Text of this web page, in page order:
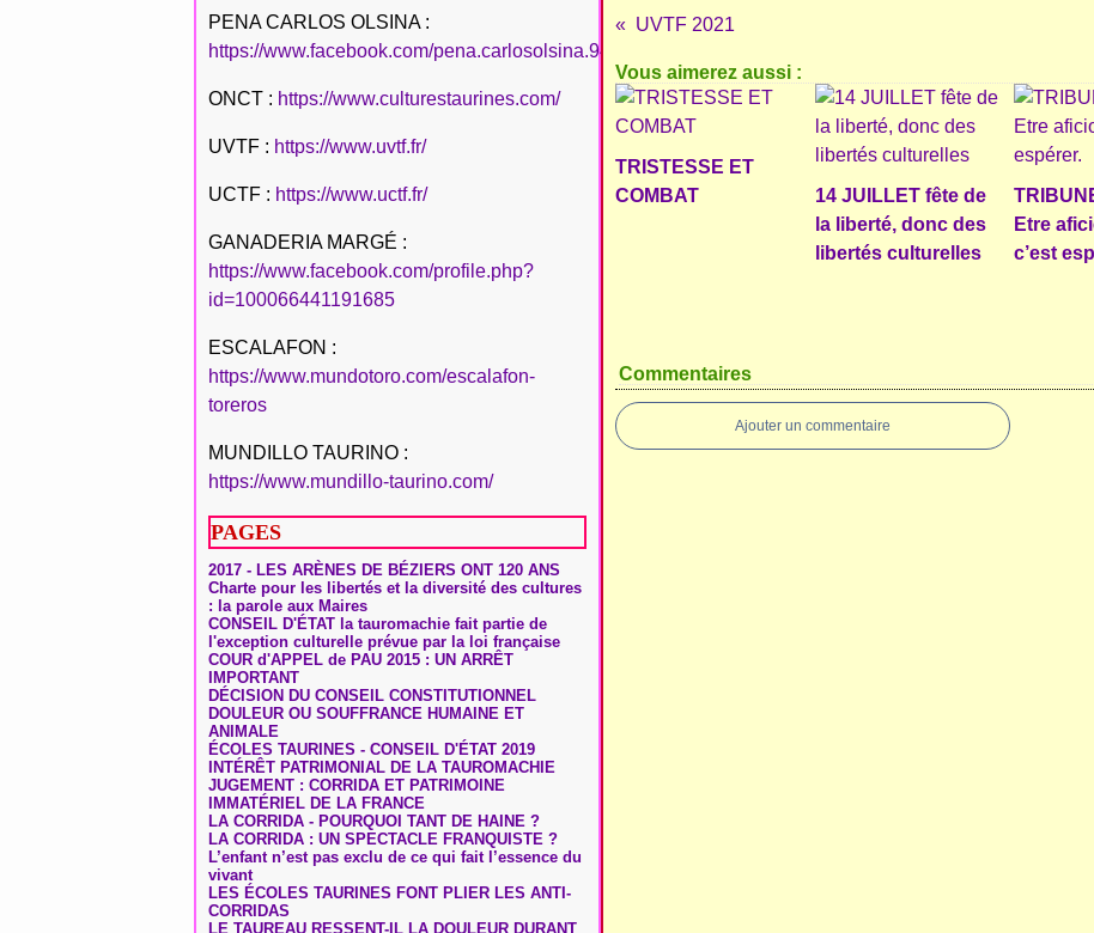
PENA CARLOS OLSINA :
https://www.facebook.com/pena.carlosolsina.94
ONCT : https://www.culturestaurines.com/
UVTF : https://www.uvtf.fr/
UCTF : https://www.uctf.fr/
GANADERIA MARGÉ :
https://www.facebook.com/profile.php?
id=100066441191685
ESCALAFON :
https://www.mundotoro.com/escalafon-
toreros
MUNDILLO TAURINO :
https://www.mundillo-taurino.com/
PAGES
2017 - LES ARÈNES DE BÉZIERS ONT 120 ANS
Charte pour les libertés et la diversité des cultures
: la parole aux Maires
CONSEIL D'ÉTAT la tauromachie fait partie de
l'exception culturelle prévue par la loi française
COUR d'APPEL de PAU 2015 : UN ARRÊT
IMPORTANT
DÉCISION DU CONSEIL CONSTITUTIONNEL
DOULEUR OU SOUFFRANCE HUMAINE ET
ANIMALE
ÉCOLES TAURINES - CONSEIL D'ÉTAT 2019
INTÉRÊT PATRIMONIAL DE LA TAUROMACHIE
JUGEMENT : CORRIDA ET PATRIMOINE
IMMATÉRIEL DE LA FRANCE
LA CORRIDA - POURQUOI TANT DE HAINE ?
LA CORRIDA : UN SPECTACLE FRANQUISTE ?
L’enfant n’est pas exclu de ce qui fait l’essence du
vivant
LES ÉCOLES TAURINES FONT PLIER LES ANTI-
CORRIDAS
LE TAUREAU RESSENT-IL LA DOULEUR DURANT
UVTF 2021
Vous aimerez aussi :
TRISTESSE ET
COMBAT
14 JUILLET fête de
la liberté, donc des
libertés culturelles
Etre
c’est
Commentaires
Ajouter un commentaire